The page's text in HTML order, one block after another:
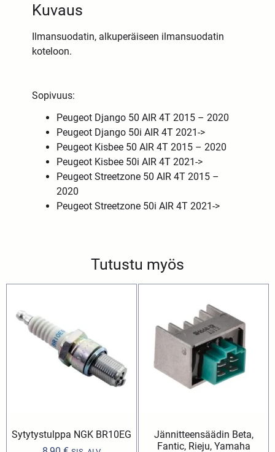
Kuvaus
Ilmansuodatin, alkuperäiseen ilmansuodatin
koteloon.
Sopivuus:
Peugeot Django 50 AIR 4T 2015 – 2020
Peugeot Django 50i AIR 4T 2021->
Peugeot Kisbee 50 AIR 4T 2015 – 2020
Peugeot Kisbee 50i AIR 4T 2021->
Peugeot Streetzone 50 AIR 4T 2015 –
2020
Peugeot Streetzone 50i AIR 4T 2021->
Tutustu myös
Sytytystulppa NGK BR10EG
Jännitteensäädin Beta,
Fantic, Rieju, Yamaha